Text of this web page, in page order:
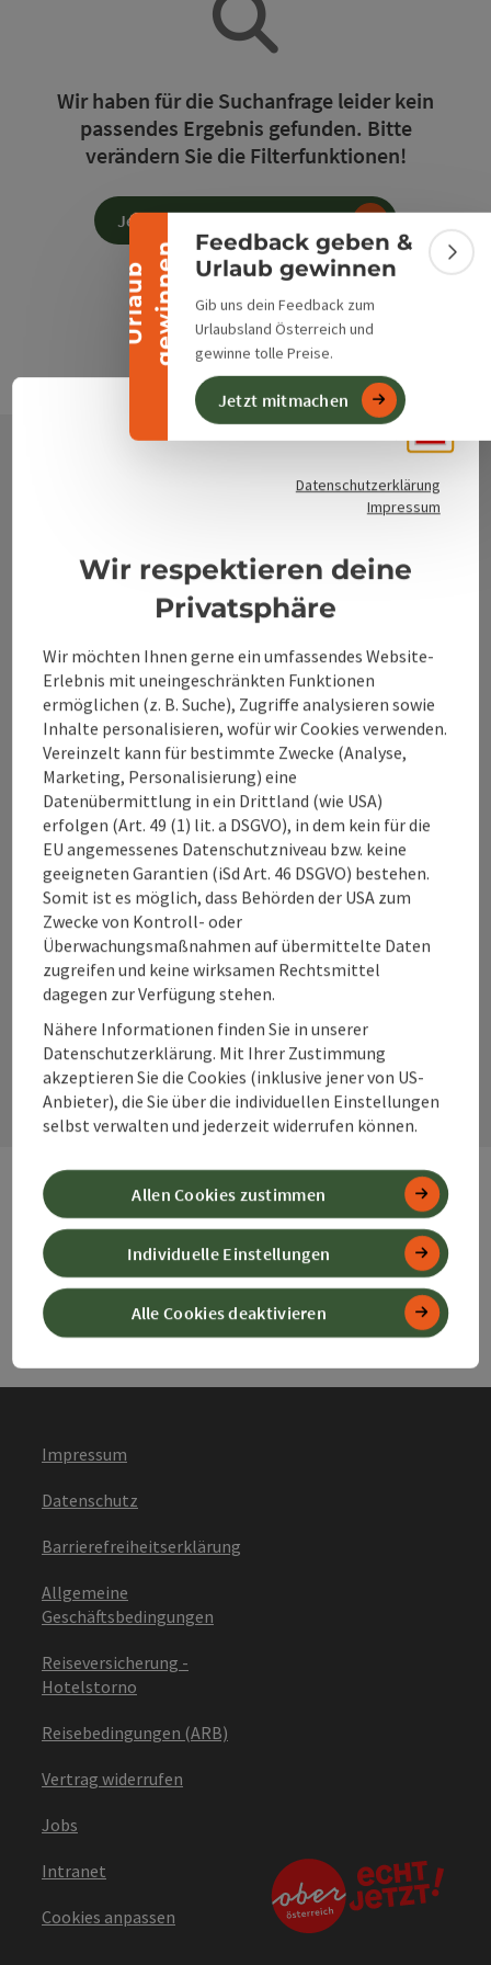
U
r
l
a
u
b
g
e
w
i
n
n
en
Banner einklappen
Feedback geben &
Urlaub gewinnen
Gib uns dein Feedback zum
Urlaubsland Österreich und
gewinne tolle Preise.
Jetzt mitmachen
Wir haben für die Suchanfrage leider kein
passendes Ergebnis gefunden. Bitte
verändern Sie die Filterfunktionen!
Jetzt alle Filter zurücksetzen
Alpenland Tourismus GmbH
4580 Windischgarsten
+43 50 360 360 360
info@360alpenland.com
InstagramFacebookYouTube
Kontaktformular
Webseiten
Services
Impressum
Datenschutz
Barrierefreiheitserklärung
Allgemeine
Geschäftsbedingungen
Reiseversicherung -
Hotelstorno
Reisebedingungen (ARB)
Vertrag widerrufen
Jobs
Intranet
Cookies anpassen
Datenschutzerklärung
Impressum
Wir respektieren deine
Privatsphäre
Wir möchten Ihnen gerne ein umfassendes Website-
Erlebnis mit uneingeschränkten Funktionen
ermöglichen (z. B. Suche), Zugriffe analysieren sowie
Inhalte personalisieren, wofür wir Cookies verwenden.
Vereinzelt kann für bestimmte Zwecke (Analyse,
Marketing, Personalisierung) eine
Datenübermittlung in ein Drittland (wie USA)
erfolgen (Art. 49 (1) lit. a DSGVO), in dem kein für die
EU angemessenes Datenschutzniveau bzw. keine
geeigneten Garantien (iSd Art. 46 DSGVO) bestehen.
Somit ist es möglich, dass Behörden der USA zum
Zwecke von Kontroll- oder
Überwachungsmaßnahmen auf übermittelte Daten
zugreifen und keine wirksamen Rechtsmittel
dagegen zur Verfügung stehen.
Nähere Informationen finden Sie in unserer
Datenschutzerklärung. Mit Ihrer Zustimmung
akzeptieren Sie die Cookies (inklusive jener von US-
Anbieter), die Sie über die individuellen Einstellungen
selbst verwalten und jederzeit widerrufen können.
Alle Cookies deaktivieren
Individuelle Einstellungen
Allen Cookies zustimmen